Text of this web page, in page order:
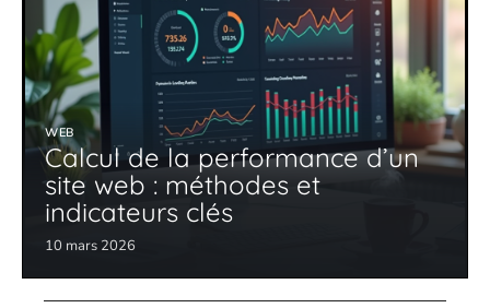
WEB
Calcul de la performance d’un
site web : méthodes et
indicateurs clés
10 mars 2026